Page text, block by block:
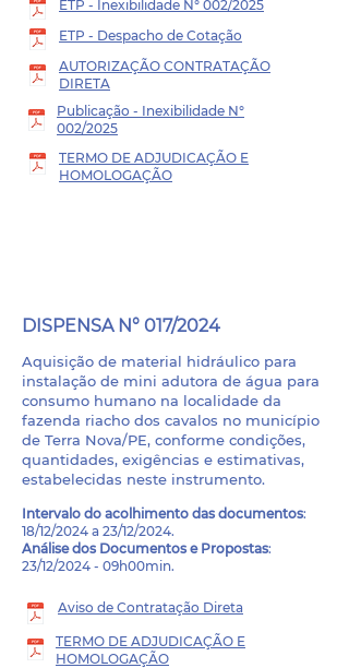
ETP - Inexibilidade N° 002/2025
ETP - Despacho de Cotação
AUTORIZAÇÃO CONTRATAÇÃO
DIRETA
Publicação - Inexibilidade N°
002/2025
TERMO DE ADJUDICAÇÃO E
HOMOLOGAÇÃO
DISPENSA N° 017/2024
Aquisição de material hidráulico para
instalação de mini adutora de água para
consumo humano na localidade da
fazenda riacho dos cavalos no município
de Terra Nova/PE, conforme condições,
quantidades, exigências e estimativas,
estabelecidas neste instrumento.
Intervalo do acolhimento das documentos:
18/12/2024 a 23/12/2024.
Análise dos Documentos e Propostas:
23/12/2024 - 09h00min.
Aviso de Contratação Direta
TERMO DE ADJUDICAÇÃO E
HOMOLOGAÇÃO